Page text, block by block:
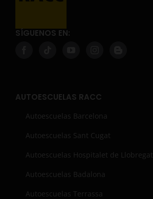
SÍGUENOS EN:
AUTOESCUELAS RACC
Autoescuelas Barcelona
Autoescuelas Sant Cugat
Autoescuelas Hospitalet de Llobregat
Autoescuelas Badalona
Autoescuelas Terrassa